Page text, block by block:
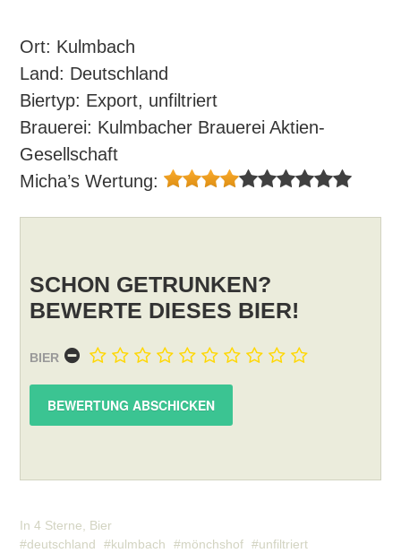
Ort: Kulmbach
Land: Deutschland
Biertyp: Export, unfiltriert
Brauerei: Kulmbacher Brauerei Aktien-
Gesellschaft
Micha’s Wertung:
SCHON GETRUNKEN?
BEWERTE DIESES BIER!
BIER
In4 Sterne
Bier
deutschland
kulmbach mönchshof unfiltriert